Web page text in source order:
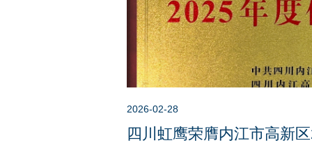
2026-02-28
四川虹鹰荣膺内江市高新